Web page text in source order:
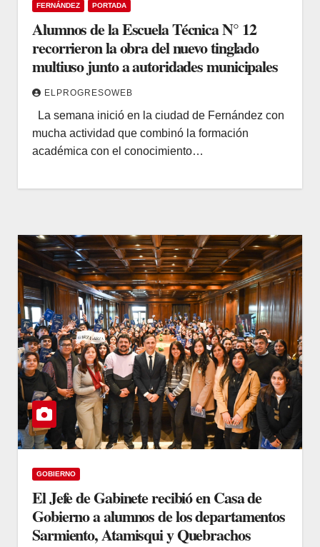
FERNÁNDEZ PORTADA
Alumnos de la Escuela Técnica N° 12
recorrieron la obra del nuevo tinglado
multiuso junto a autoridades municipales
ELPROGRESOWEB
La semana inició en la ciudad de Fernández con
mucha actividad que combinó la formación
académica con el conocimiento…
GOBIERNO
El Jefe de Gabinete recibió en Casa de
Gobierno a alumnos de los departamentos
Sarmiento, Atamisqui y Quebrachos